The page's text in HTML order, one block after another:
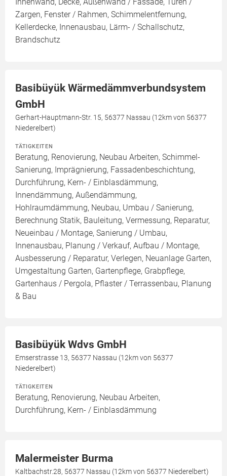
Zargen, Fenster / Rahmen, Schimmelentfernung,
Kellerdecke, Innenausbau, Lärm- / Schallschutz,
Brandschutz
Basibüyük Wärmedämmverbundsystem
GmbH
Gerhart-Hauptmann-Str. 15, 56377 Nassau (12km von 56377
Niederelbert)
TÄTIGKEITEN
Beratung, Renovierung, Neubau Arbeiten, Schimmel-
Sanierung, Imprägnierung, Fassadenbeschichtung,
Durchführung, Kern- / Einblasdämmung,
Innendämmung, Außendämmung,
Hohlraumdämmung, Neubau, Umbau / Sanierung,
Berechnung Statik, Bauleitung, Vermessung, Reparatur,
Neueinbau / Montage, Sanierung / Umbau,
Innenausbau, Planung / Verkauf, Aufbau / Montage,
Ausbesserung / Reparatur, Verlegen, Neuanlage Garten,
Umgestaltung Garten, Gartenpflege, Grabpflege,
Gartenhaus / Pergola, Pflaster / Terrassenbau, Planung
& Bau
Basibüyük Wdvs GmbH
Emserstrasse 13, 56377 Nassau (12km von 56377
Niederelbert)
TÄTIGKEITEN
Beratung, Renovierung, Neubau Arbeiten,
Durchführung, Kern- / Einblasdämmung
Malermeister Burma
Kaltbachstr.28, 56377 Nassau (12km von 56377 Niederelbert)